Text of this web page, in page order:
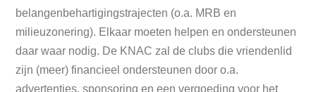
belangenbehartigingstrajecten (o.a. MRB en
milieuzonering). Elkaar moeten helpen en ondersteunen
daar waar nodig. De KNAC zal de clubs die vriendenlid
zijn (meer) financieel ondersteunen door o.a.
advertenties, sponsoring en een vergoeding voor het